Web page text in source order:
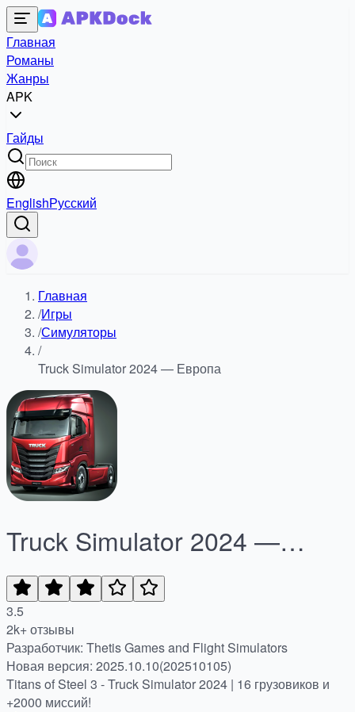
Главная
Романы
Жанры
APK
Гайды
EnglishРусский
Главная
/Игры
/Симуляторы
/
Truck Simulator 2024 — Европа
Truck Simulator 2024 —
Европа
3.5
2k+ отзывы
Разработчик: Thetis Games and Flight Simulators
Новая версия: 2025.10.10(202510105)
Titans of Steel 3 - Truck Simulator 2024 | 16 грузовиков и
+2000 миссий!